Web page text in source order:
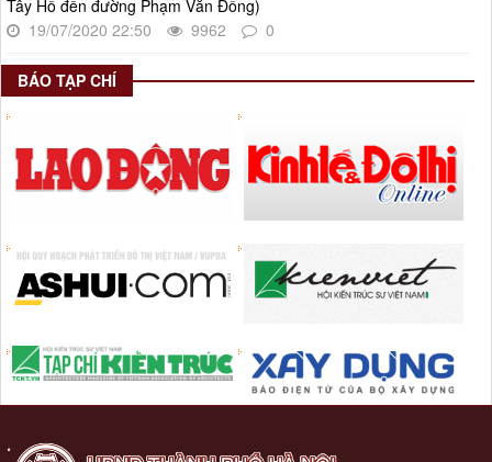
Thời gian đăng: 08/01/2025
Tây Hồ đến đường Phạm Văn Đồng)
19/07/2020 22:50
9962 0
BÁO TẠP CHÍ